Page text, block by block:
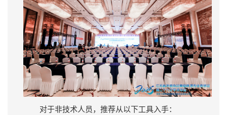
对于非技术人员，推荐从以下工具入手：